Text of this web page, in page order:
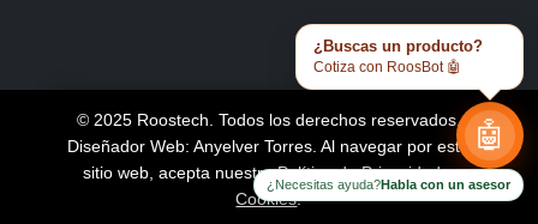
© 2025 Roostech. Todos los derechos reservados.
Diseñador Web: Anyelver Torres. Al navegar por este
sitio web, acepta nuestraPolítica de Privacidad y
Cookies.
¿Buscas un producto?
Cotiza con RoosBot 🤖
🤖
¿Necesitas ayuda?Habla con un asesor